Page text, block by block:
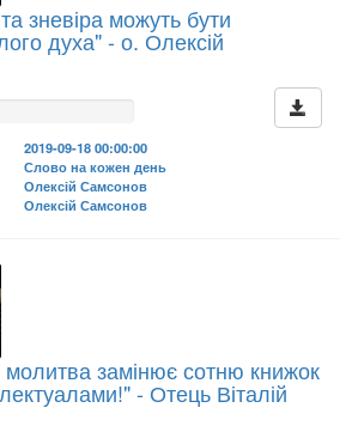
зневіра можуть бути
духа" - о. Олексій
2019-09-18 00:00:00
Слово на кожен день
Олексій Самсонов
Олексій Самсонов
замінює сотню книжок
- Отець Віталій